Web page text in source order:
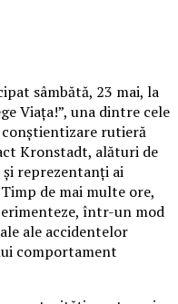
sâmbătă, 23 mai, la
Viața!”, una dintre cele
conștientizare rutieră
Kronstadt, alături de
reprezentanți ai
de mai multe ore,
într-un mod
ale accidentelor
comportament